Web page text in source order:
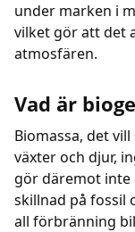
under marken i
vilket gör att det
atmosfären.
Vad är
Biomassa, det
växter och djur,
gör däremot inte
skillnad på fossil
all förbränning